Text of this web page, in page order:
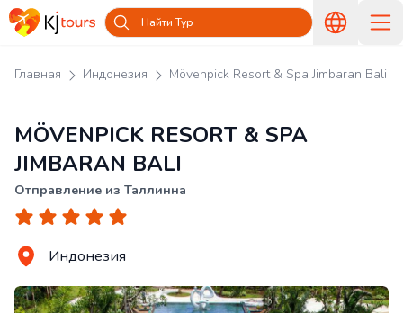
Найти Тур
Главная Индонезия Mövenpick Resort & Spa Jimbaran Bali
MÖVENPICK RESORT & SPA
JIMBARAN BALI
Отправление из Таллинна
Индонезия